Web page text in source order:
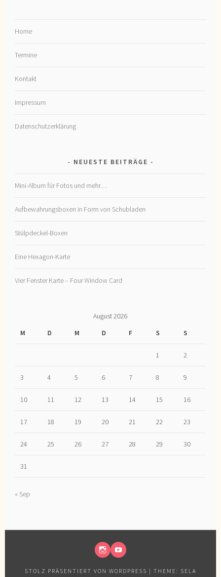
Home
Termine
Kontakt
Impressum
Datenschutzerklärung
NEUESTE BEITRÄGE
Mini-Album für Fotos und mehr…
Aufbewahrungsboxen in Form von Schubladen
Stülpdeckel-Boxen
Eine Hexagon-Karte
Vier Fenster Karte – Four Window Card
August 2026
M
D M D F S S
1 2
3 4 5 6 7 8 9
10 11 12 13 14 15 16
17 18 19 20 21 22 23
24 25 26 27 28 29 30
31
« Sep
STOLZ PRÄSENTIERT VON WORDPRESS | THEME: SELA